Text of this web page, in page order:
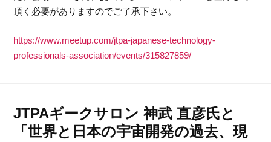
頂く必要がありますのでご了承下さい。
https://www.meetup.com/jtpa-japanese-technology-
professionals-association/events/315827859/
JTPAギークサロン 神武 直彦氏と
「世界と日本の宇宙開発の過去、現